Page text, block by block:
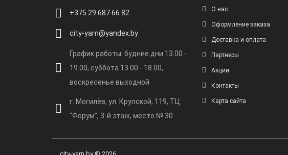
city-yarn@yandex.by
График работы: будние дни 13.00 -
19.00, суббота 13.00 - 18.00,
воскресенье выходной
г. Могилёв, ул. Крупской, 119, ТЦ
"Форум", 3-й этаж, место № 30
Оформление заказа
Доставка и оплата
Партнеры
Акции
Контакты
Карта сайта